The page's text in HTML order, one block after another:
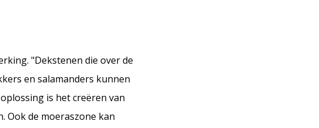
"Dekstenen die over de
en salamanders kunnen
is het creëren van
Ook de moeraszone kan